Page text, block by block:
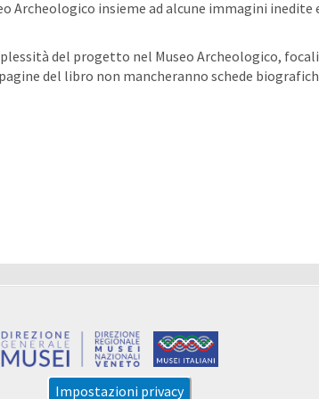
Impostazioni privacy
Archeologico insieme ad alcune immagini inedite
del progetto nel Museo Archeologico,
del libro non mancheranno schede